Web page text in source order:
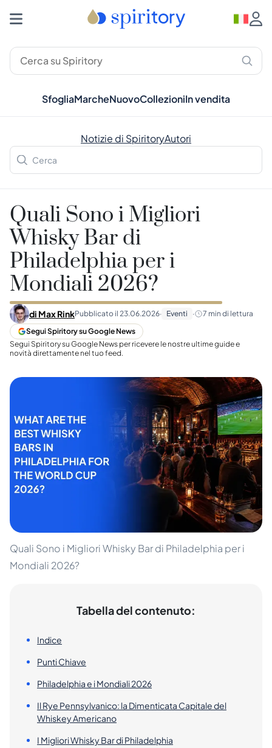
SfogliaMarcheNuovoCollezioniIn vendita
Notizie di SpiritoryAutori
Quali Sono i Migliori
Whisky Bar di
Philadelphia per i
Mondiali 2026?
di Max RinkPubblicato il 23.06.2026· Eventi · 7 min di lettura
Segui Spiritory su Google News
Segui Spiritory su Google News per ricevere le nostre ultime guide e
novità direttamente nel tuo feed.
Quali Sono i Migliori Whisky Bar di Philadelphia per i
Mondiali 2026?
Tabella del contenuto:
Indice
Punti Chiave
Philadelphia e i Mondiali 2026
Il Rye Pennsylvanico: la Dimenticata Capitale del
Whiskey Americano
I Migliori Whisky Bar di Philadelphia